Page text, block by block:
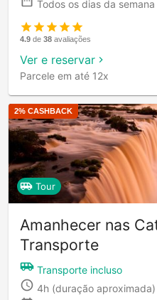
Todos os dias da semana
4.9 de 38 avaliações
Ver e reservar
Parcele em até 12x
2% CASHBACK
Tour
Amanhecer nas
Transporte
Transporte incluso
4h (duração aproximada)